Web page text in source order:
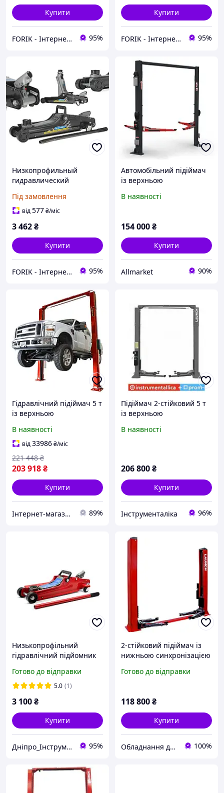
Купити
FORIK - Інтернет гіпермаркет 95%
Купити
FORIK - Інтернет гіпермаркет 95%
Низкопрофильный
гидравлический
G02030
Під замовлення
від577₴/міс
3 462₴
Купити
FORIK - Інтернет гіпермаркет 95%
Автомобільний підіймач
із верхньою
стійковий 5,5т 380 В
В наявності
154 000₴
Купити
Allmarket 90%
Гідравлічний підіймач 5 т
із верхньою
стійковий GTM QJY250DX
380 для ремонту
автомобілів
В наявності
від33986₴/міс
203 918₴
221 448 ₴
Купити
Інтернет-магазин OK Shop 89%
Підіймач 2-стійковий 5 т
із верхньою
TLTW-250AT Launch
В наявності
206 800₴
Купити
Інструменталіка 96%
Низькопрофільний
гідравлічний підйомник
Готово до відправки
5.0 (1)
3 100₴
Купити
Дніпро_Інструмент 95%
2-стійковий підіймач із
нижньою синхронізацією
380
Готово до відправки
118 800₴
Купити
Обладнання для СТО 100%